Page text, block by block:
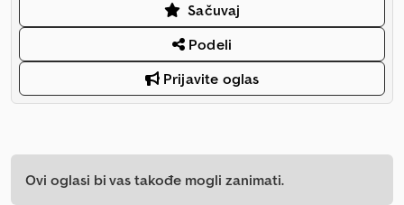
Sačuvaj
Podeli
Prijavite oglas
Ovi oglasi bi vas takođe mogli zanimati.